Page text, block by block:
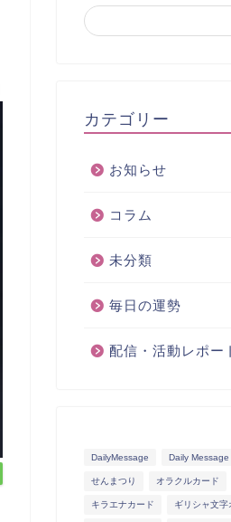
カテゴリー
お知らせ
コラム
未分類
毎日の運勢
配信・活動レポー
DailyMessage Daily Message
せんまつり オラクルカード
キラエナカード ギリシャ文字